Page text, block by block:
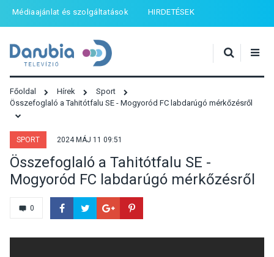
Médiaajánlat és szolgáltatások HIRDETÉSEK
Főoldal Hírek
Sport
Összefoglaló a Tahitótfalu SE - Mogyoród FC labdarúgó mérkőzésről
SPORT 2024 MÁJ 11 09:51
Összefoglaló a Tahitótfalu SE -
Mogyoród FC labdarúgó mérkőzésről
0